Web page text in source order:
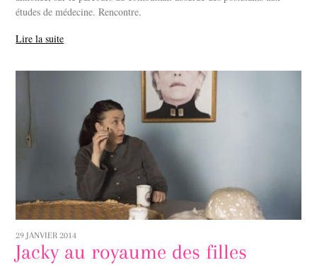
études de médecine. Rencontre.
Lire la suite
29 JANVIER 2014
Jacky au royaume des filles